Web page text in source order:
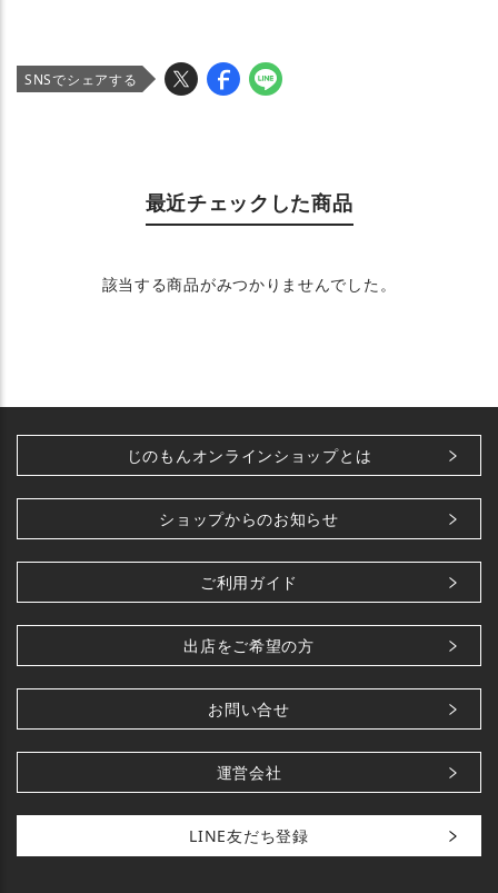
SNSでシェアする
最近チェックした商品
該当する商品がみつかりませんでした。
じのもんオンラインショップとは
ショップからのお知らせ
ご利用ガイド
出店をご希望の方
お問い合せ
運営会社
LINE友だち登録